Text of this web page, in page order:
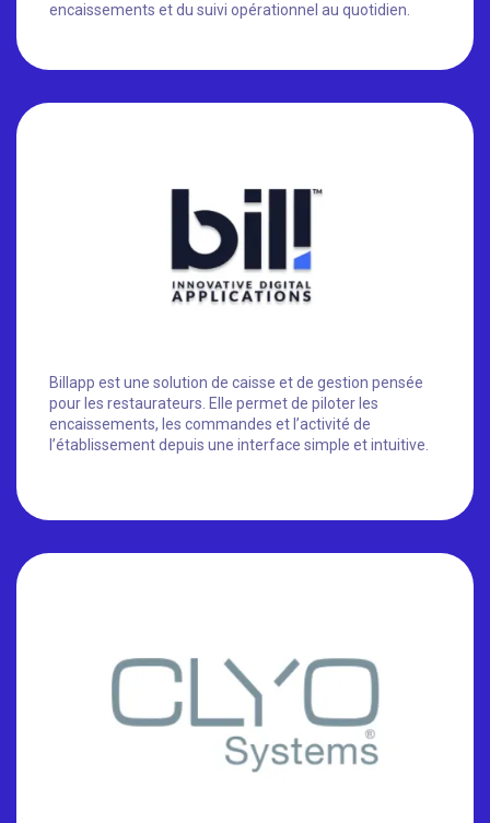
encaissements et du suivi opérationnel au quotidien.
Billapp est une solution de caisse et de gestion pensée
pour les restaurateurs. Elle permet de piloter les
encaissements, les commandes et l’activité de
l’établissement depuis une interface simple et intuitive.